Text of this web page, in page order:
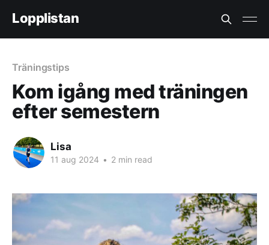
Lopplistan
Träningstips
Kom igång med träningen
efter semestern
Lisa
11 aug 2024 • 2 min read